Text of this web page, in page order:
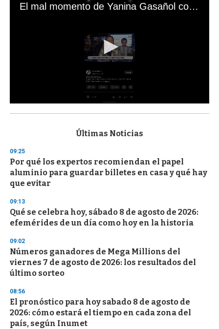
El mal momento de Yanina Gasañol con un hincha argentino en "Subrayado"
s
d
s
o
f
3
s
e
c
o
d
s
Últimas Noticias
09:25
Por qué los expertos recomiendan el papel
aluminio para guardar billetes en casa y qué hay
que evitar
09:13
Qué se celebra hoy, sábado 8 de agosto de 2026:
efemérides de un día como hoy en la historia
09:02
Números ganadores de Mega Millions del
viernes 7 de agosto de 2026: los resultados del
último sorteo
08:56
El pronóstico para hoy sabado 8 de agosto de
2026: cómo estará el tiempo en cada zona del
país, según Inumet